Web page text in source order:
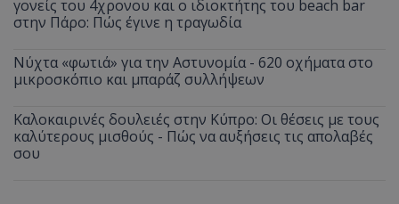
γονείς του 4χρονου και ο ιδιοκτήτης του beach bar
στην Πάρο: Πώς έγινε η τραγωδία
Νύχτα «φωτιά» για την Αστυνομία - 620 οχήματα στο
μικροσκόπιο και μπαράζ συλλήψεων
Καλοκαιρινές δουλειές στην Κύπρο: Οι θέσεις με τους
καλύτερους μισθούς - Πώς να αυξήσεις τις απολαβές
σου